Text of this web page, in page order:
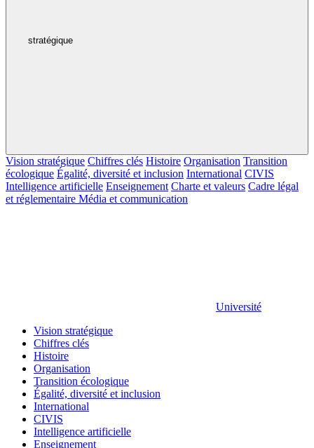
stratégique
Vision stratégique Chiffres clés Histoire Organisation Transition
écologique Égalité, diversité et inclusion International CIVIS
Intelligence artificielle Enseignement Charte et valeurs Cadre légal
et réglementaire Média et communication
Université
Vision stratégique
Chiffres clés
Histoire
Organisation
Transition écologique
Égalité, diversité et inclusion
International
CIVIS
Intelligence artificielle
Enseignement